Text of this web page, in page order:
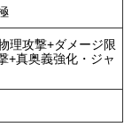
理攻撃+ダメージ限
+真奥義強化・ジャ